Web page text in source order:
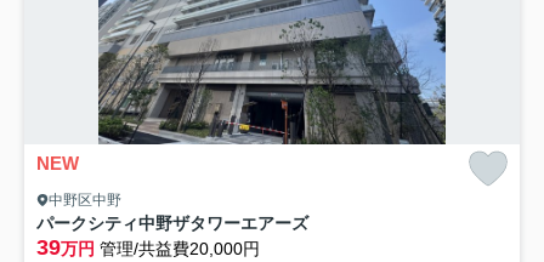
NEW
中野区中野
パークシティ中野ザタワーエアーズ
39万円 管理/共益費20,000円